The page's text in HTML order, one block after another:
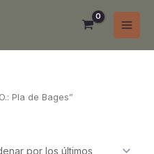
Pla de Bages”